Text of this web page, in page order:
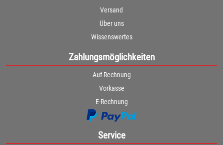
Versand
Über uns
Wissenswertes
Zahlungsmöglichkeiten
Auf Rechnung
Vorkasse
E-Rechnung
Service